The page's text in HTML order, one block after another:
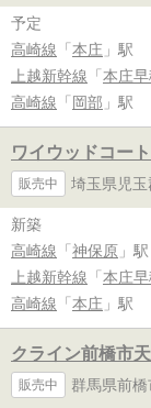
予定
高崎線 「 本庄 」駅
上越新幹線 「 本庄早
高崎線 「 岡部 」駅
ワイウッドコー
販売中 埼玉県児
新築
高崎線 「 神保原 」駅
上越新幹線 「 本庄早
高崎線 「 本庄 」駅
クライン前橋市
販売中 群馬県前